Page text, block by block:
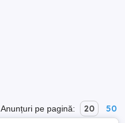
Anunțuri pe pagină: 20 50